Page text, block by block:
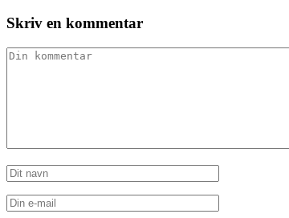
Skriv en kommentar